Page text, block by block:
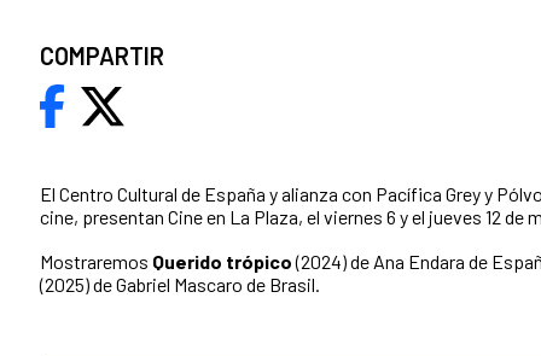
El Centro Cultural de España y alianza con Pacífica Grey y
cine, presentan Cine en La Plaza, el viernes 6 y el jueves 12 de
Mostraremos Querido trópico(2024) de Ana Endara de
(2025) de Gabriel Mascaro de Brasil.
COMPARTIR